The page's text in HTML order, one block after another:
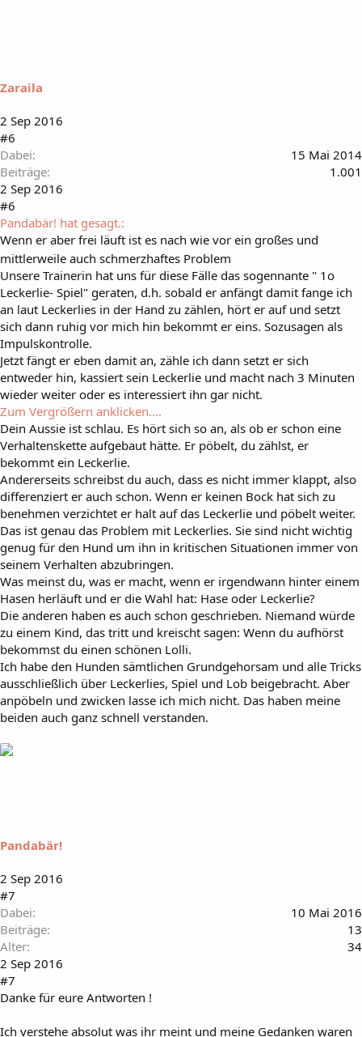
Zaraila
2 Sep 2016
#6
Dabei
15 Mai 2014
Beiträge
1.001
2 Sep 2016
#6
Pandabär! hat gesagt.:
Wenn er aber frei läuft ist es nach wie vor ein großes und
mittlerweile auch schmerzhaftes Problem
Unsere Trainerin hat uns für diese Fälle das sogennante " 1o
Leckerlie- Spiel" geraten, d.h. sobald er anfängt damit fange ich
an laut Leckerlies in der Hand zu zählen, hört er auf und setzt
sich dann ruhig vor mich hin bekommt er eins. Sozusagen als
Impulskontrolle.
Jetzt fängt er eben damit an, zähle ich dann setzt er sich
entweder hin, kassiert sein Leckerlie und macht nach 3 Minuten
wieder weiter oder es interessiert ihn gar nicht.
Zum Vergrößern anklicken....
Dein Aussie ist schlau. Es hört sich so an, als ob er schon eine
Verhaltenskette aufgebaut hätte. Er pöbelt, du zählst, er
bekommt ein Leckerlie.
Andererseits schreibst du auch, dass es nicht immer klappt, also
differenziert er auch schon. Wenn er keinen Bock hat sich zu
benehmen verzichtet er halt auf das Leckerlie und pöbelt weiter.
Das ist genau das Problem mit Leckerlies. Sie sind nicht wichtig
genug für den Hund um ihn in kritischen Situationen immer von
seinem Verhalten abzubringen.
Was meinst du, was er macht, wenn er irgendwann hinter einem
Hasen herläuft und er die Wahl hat: Hase oder Leckerlie?
Die anderen haben es auch schon geschrieben. Niemand würde
zu einem Kind, das tritt und kreischt sagen: Wenn du aufhörst
bekommst du einen schönen Lolli.
Ich habe den Hunden sämtlichen Grundgehorsam und alle Tricks
ausschließlich über Leckerlies, Spiel und Lob beigebracht. Aber
anpöbeln und zwicken lasse ich mich nicht. Das haben meine
beiden auch ganz schnell verstanden.
Pandabär!
2 Sep 2016
#7
Dabei
10 Mai 2016
Beiträge
13
Alter
34
2 Sep 2016
#7
Danke für eure Antworten !
Ich verstehe absolut was ihr meint und meine Gedanken waren